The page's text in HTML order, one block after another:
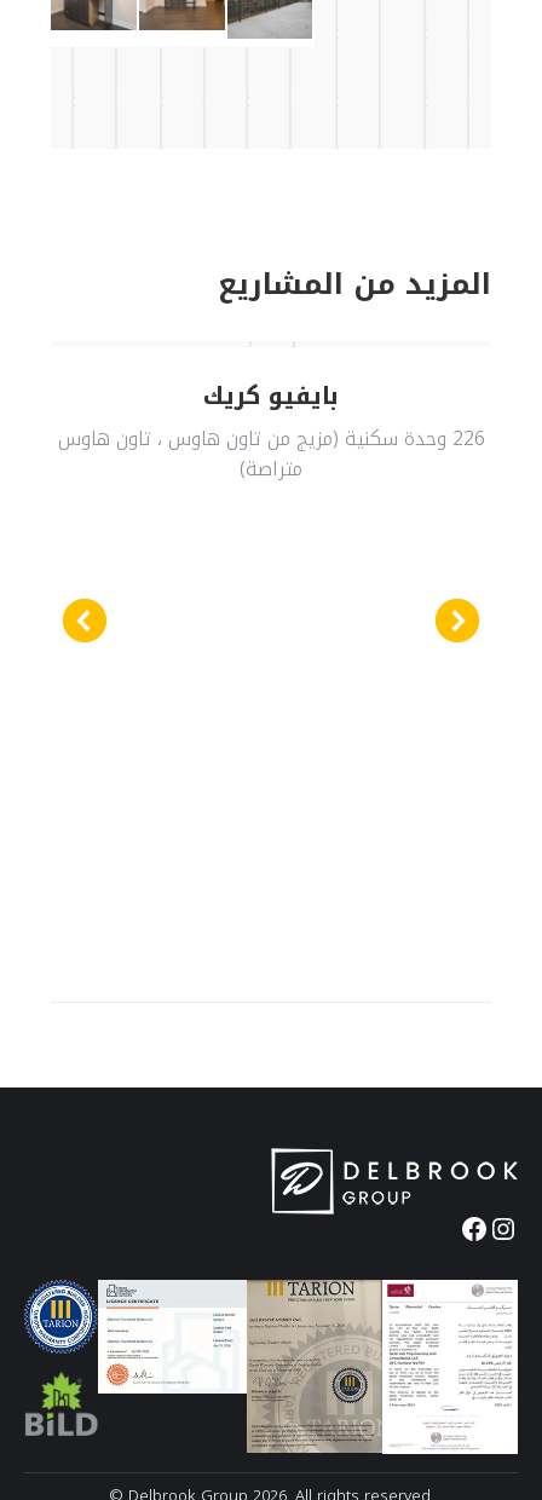
المزيد من المشاريع
بايفيو كريك
226 وحدة سكنية (مزيج من تاون هاوس ، تاون هاوس
متراصة)
إنستجرام
فيسبوك